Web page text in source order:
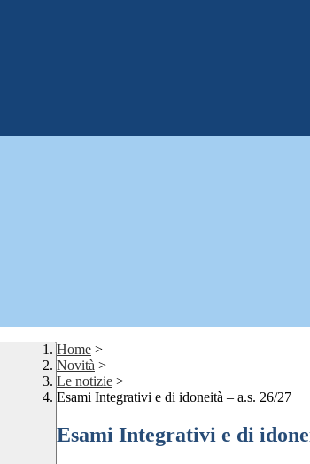
Home >
Novità >
Le notizie >
Esami Integrativi e di idoneità – a.s. 26/27
Esami Integrativi e di